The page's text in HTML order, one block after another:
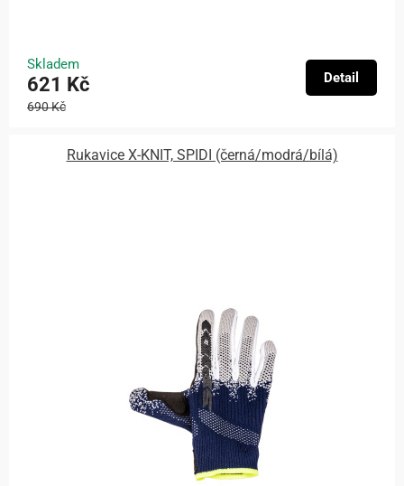
Skladem
621 Kč
690 Kč
Detail
Rukavice X-KNIT, SPIDI (černá/modrá/bílá)